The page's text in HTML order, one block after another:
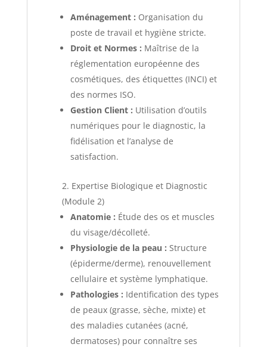
Aménagement : Organisation du
poste de travail et hygiène stricte.
Droit et Normes : Maîtrise de la
réglementation européenne des
cosmétiques, des étiquettes (INCI) et
des normes ISO.
Gestion Client : Utilisation d’outils
numériques pour le diagnostic, la
fidélisation et l’analyse de
satisfaction.
2. Expertise Biologique et Diagnostic
(Module 2)
Anatomie : Étude des os et muscles
du visage/décolleté.
Physiologie de la peau : Structure
(épiderme/derme), renouvellement
cellulaire et système lymphatique.
Pathologies : Identification des types
de peaux (grasse, sèche, mixte) et
des maladies cutanées (acné,
dermatoses) pour connaître ses